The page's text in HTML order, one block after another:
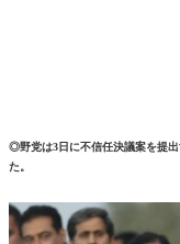
◎野党は3日に不信任決議案を提
た。